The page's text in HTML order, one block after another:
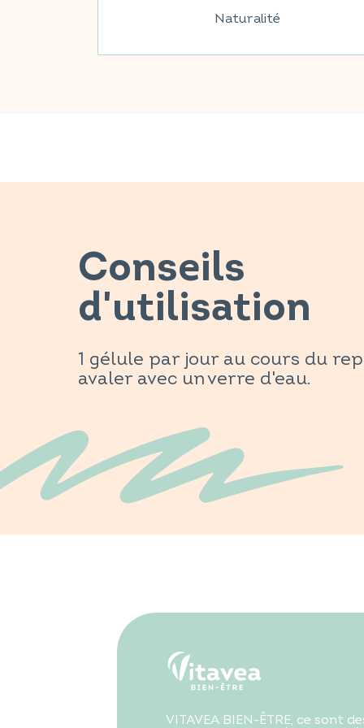
Naturalité
Conseils
d'utilisation
1 gélule par jour au cours du
avaler avec un verre d'eau.
VITAVEA BIEN-ÊTRE, ce sont